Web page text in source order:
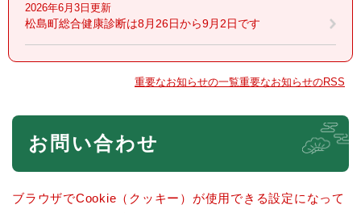
2026年6月3日更新
松島町総合健康診断は8月26日から9月2日です
重要なお知らせの一覧重要なお知らせのRSS
本
お問い合わせ
ブラウザでCookie（クッキー）が使用できる設定になって